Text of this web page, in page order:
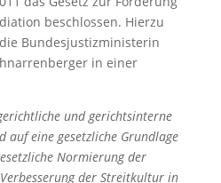
beschlossen. Hierzu
Bundesjustizministerin
in einer
und gerichtsinterne
auf eine gesetzliche Grundlage
Normierung der
der Streitkultur in